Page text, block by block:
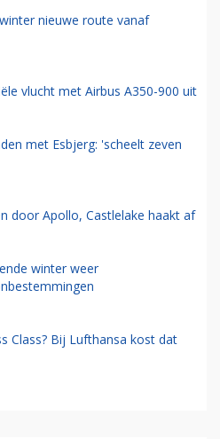
nieuwe route vanaf
vlucht met Airbus A350-900 uit
met Esbjerg: 'scheelt zeven
door Apollo, Castlelake haakt af
winter weer
Class? Bij Lufthansa kost dat